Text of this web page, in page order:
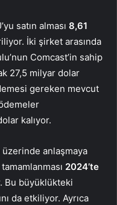
satın alması 8,61
İki şirket arasında
Comcast’in sahip
27,5 milyar dolar
gereken mevcut
kalıyor.
anlaşmaya
2024’te
Bu büyüklükteki
da etkiliyor. Ayrıca